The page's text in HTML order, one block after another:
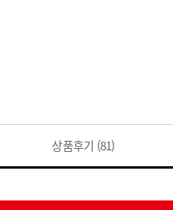
상품후기 (81)